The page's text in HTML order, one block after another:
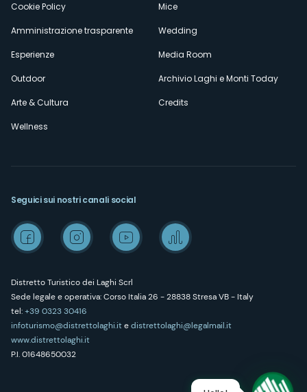
Cookie Policy
Amministrazione trasparente
Esperienze
Outdoor
Arte & Cultura
Wellness
Mice
Wedding
Media Room
Archivio Laghi e Monti Today
Credits
Distretto Turistico dei Laghi Scrl
Sede legale e operativa: Corso Italia 26 - 28838 Stresa VB - Italy
tel:+39 0323 30416
infoturismo@distrettolaghi.itedistrettolaghi@legalmail.it
www.distrettolaghi.it
P.I. 01648650032
Seguici sui nostri canali social